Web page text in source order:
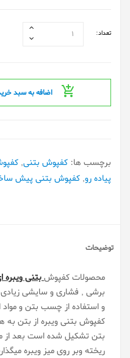
تعداد:
اضافه به سبد
برچسب ها: کفپوش بتنی,
پیاده رو, کفپوش بتنی پیش
توضیحات
محصولات کفپوشبتنی
برشی , فشاری و سایشی
و استفاده از چسب بتن و
کفپوش بتنیویبرهاز بتن به
بتن تشکیل شده است بعد از
ریخته وبر روی میز ویبره